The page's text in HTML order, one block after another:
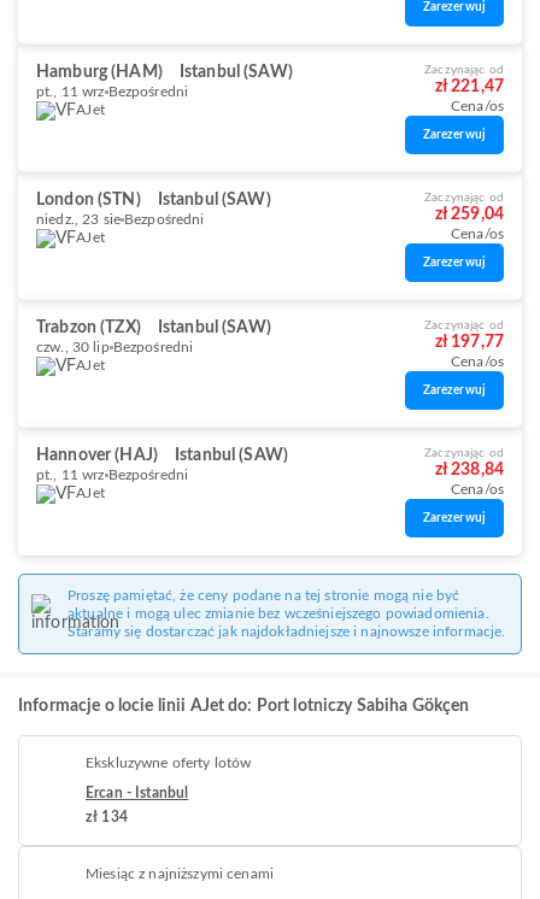
Zarezerwuj
Hamburg (HAM) Istanbul (SAW)
pt., 11 wrz Bezpośredni
AJet
Zaczynając od
zł 221,47
Cena/os
Zarezerwuj
London (STN) Istanbul (SAW)
niedz., 23 sie Bezpośredni
AJet
Zaczynając od
zł 259,04
Cena/os
Zarezerwuj
Trabzon (TZX) Istanbul (SAW)
czw., 30 lip Bezpośredni
AJet
Zaczynając od
zł 197,77
Cena/os
Zarezerwuj
Hannover (HAJ) Istanbul (SAW)
pt., 11 wrz Bezpośredni
AJet
Zaczynając od
zł 238,84
Cena/os
Zarezerwuj
Proszę pamiętać, że ceny podane na tej stronie mogą nie być
aktualne i mogą ulec zmianie bez wcześniejszego powiadomienia.
Staramy się dostarczać jak najdokładniejsze i najnowsze informacje.
Informacje o locie linii AJet do: Port lotniczy Sabiha Gökçen
Ekskluzywne oferty lotów
Ercan - Istanbul
zł 134
Miesiąc z najniższymi cenami